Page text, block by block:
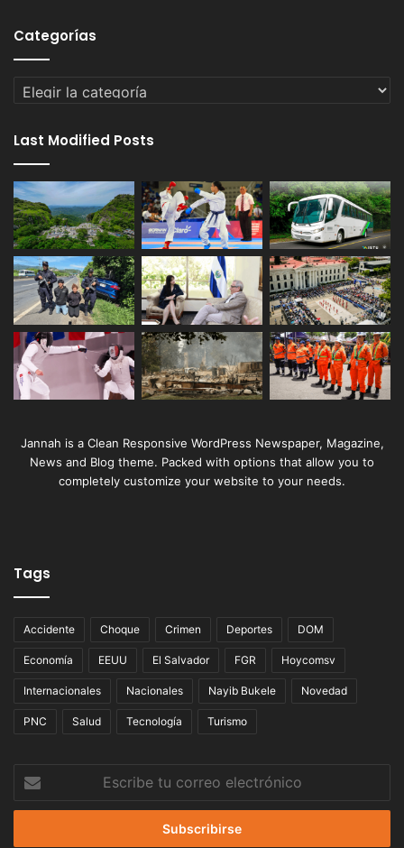
Categorías
Categorías
Last Modified Posts
Jannah is a Clean Responsive WordPress Newspaper, Magazine,
News and Blog theme. Packed with options that allow you to
completely customize your website to your needs.
Tags
Accidente Choque Crimen Deportes DOM
Economía EEUU El Salvador FGR Hoycomsv
Internacionales Nacionales Nayib Bukele Novedad
PNC Salud Tecnología Turismo
Escribe
tu
correo